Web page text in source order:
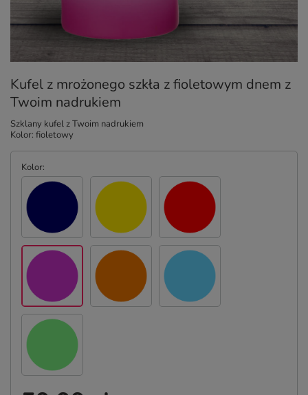
Kufel z mrożonego szkła z fioletowym dnem z
Twoim nadrukiem
Szklany kufel z Twoim nadrukiem
Kolor: fioletowy
Kolor